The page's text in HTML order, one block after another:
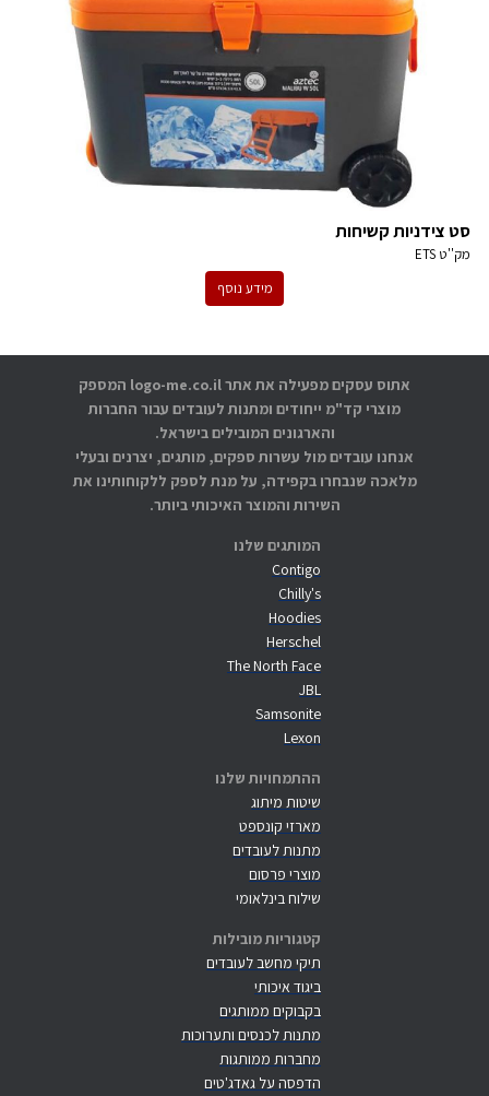
סט צידניות קשיחות
מק''טETS
מידע נוסף
המותגים שלנו
Contigo
Chilly's
Hoodies
Herschel
The North Face
JBL
Samsonite
Lexon
ההתמחויות שלנו
שיטות מיתוג
מארזי קונספט
מתנות לעובדים
מוצרי פרסום
שילוח בינלאומי
קטגוריות מובילות
תיקי מחשב לעובדים
ביגוד איכותי
בקבוקים ממותגים
מתנות לכנסים ותערוכות
מחברות ממותגות
הדפסה על גאדג'טים
אתוס עסקים מפעילה את אתר logo-me.co.il המספק
מוצרי קד"מ ייחודים ומתנות לעובדים עבור החברות
והארגונים המובילים בישראל.
אנחנו עובדים מול עשרות ספקים, מותגים, יצרנים ובעלי
מלאכה שנבחרו בקפידה, על מנת לספק ללקוחותינו את
השירות והמוצר האיכותי ביותר.